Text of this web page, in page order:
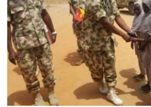
ROJHILATA NAVÎN
CÎHAN
ÇAND Û HUNER
SERNIVÎS
SORANÎ